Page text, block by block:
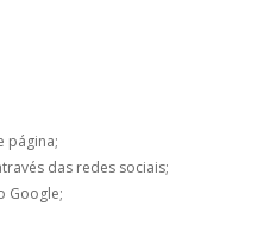
página;
das redes sociais;
Google;